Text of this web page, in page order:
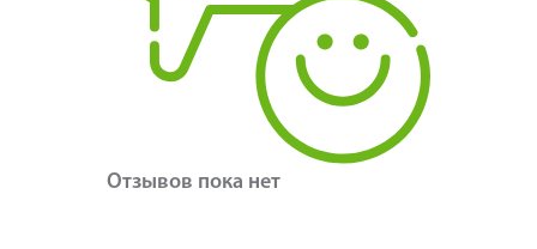
Отзывов пока нет